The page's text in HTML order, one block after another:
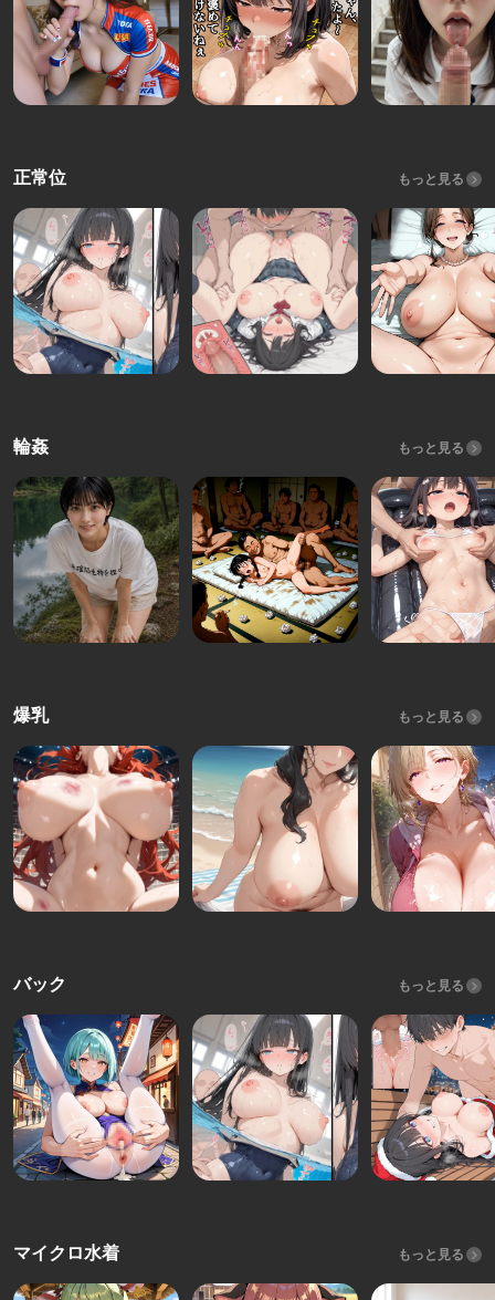
正常位 もっと見る
輪姦 もっと見る
爆乳 もっと見る
バック もっと見る
マイクロ水着 もっと見る